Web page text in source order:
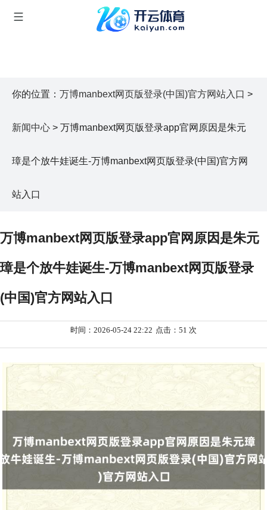
你的位置： 万博manbext网页版登录(中国)官方网站入口 >
新闻中心 > 万博manbext网页版登录app官网原因是朱元
璋是个放牛娃诞生-万博manbext网页版登录(中国)官方网
站入口
万博manbext网页版登录app官网原因是朱元
璋是个放牛娃诞生-万博manbext网页版登录
(中国)官方网站入口
时间：2026-05-24 22:22 点击：51 次